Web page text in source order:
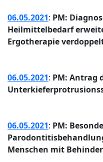
06.05.2021: PM:
Heilmittelbedarf
Ergotherapie
06.05.2021: PM: Antrag
06.05.2021: PM:
Menschen mit